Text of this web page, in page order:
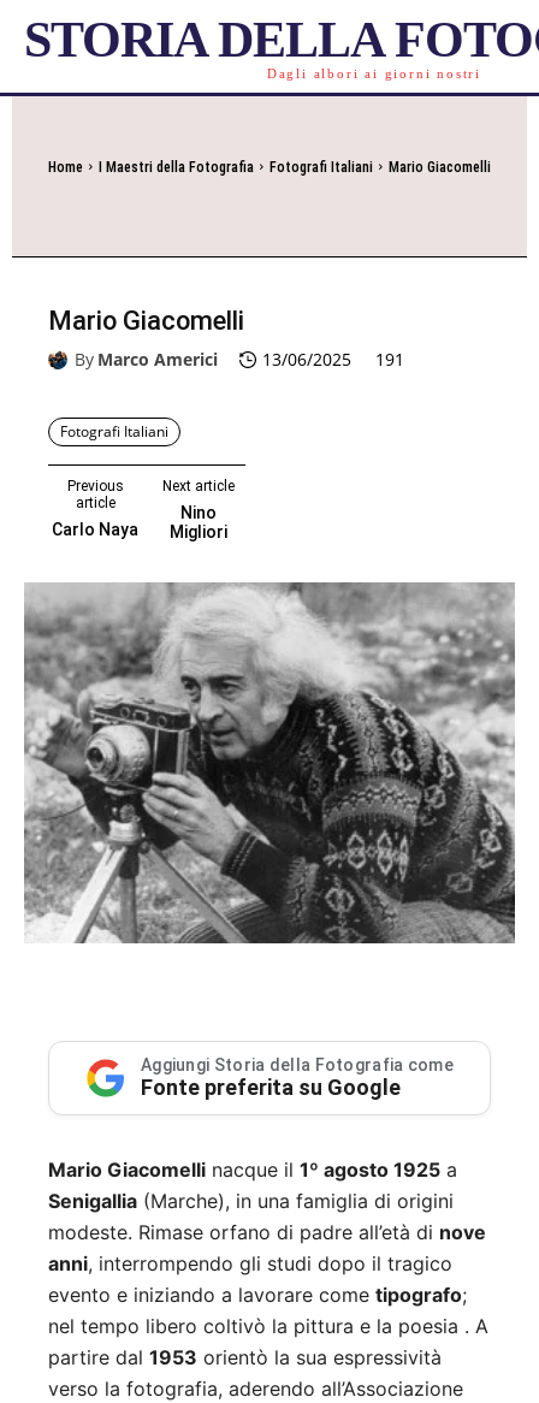
STORIA DELLA
Dagli albori ai giorni nostri
Home I Maestri della Fotografia Fotografi Italiani Mario Giacomelli
Mario Giacomelli
By Marco Americi 13/06/2025 191
Fotografi Italiani
Previous
article
Carlo Naya
Next article
Nino
Migliori
Aggiungi Storia della Fotografia come
Fonte preferita su Google
Mario Giacomelli nacque il 1º agosto 1925 a
Senigallia (Marche), in una famiglia di origini
modeste. Rimase orfano di padre all’età di nove
anni, interrompendo gli studi dopo il tragico
evento e iniziando a lavorare come tipografo;
nel tempo libero coltivò la pittura e la poesia . A
partire dal 1953 orientò la sua espressività
verso la fotografia, aderendo all’Associazione